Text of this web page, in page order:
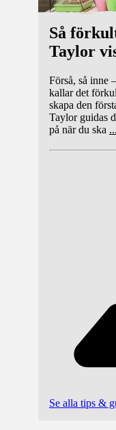
Så
Taylor
Förså, så inne
kallar det
skapa den
Taylor guidas
på när du ska ...
Se alla tips &